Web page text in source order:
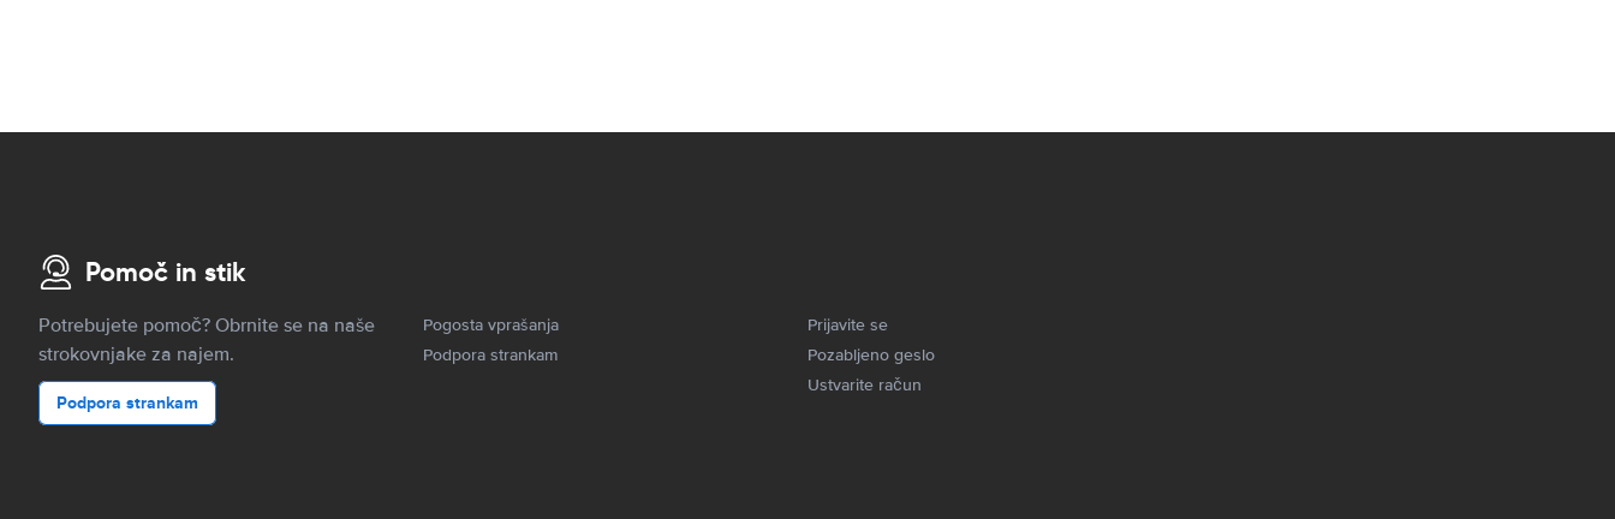
Pomoč in stik
Potrebujete pomoč? Obrnite se na naše
strokovnjake za najem.
Podpora strankam
Pogosta vprašanja
Podpora strankam
Prijavite se
Pozabljeno geslo
Ustvarite račun